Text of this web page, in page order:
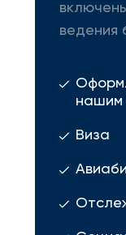
ведения
нашим
Виза